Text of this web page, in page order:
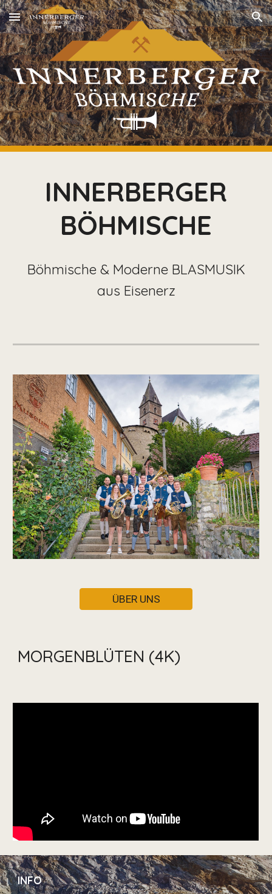
Skip to main content Skip to navigation
INNERBERGER
BÖHMISCHE
Böhmische & Moderne BLASMUSIK
aus Eisenerz
ÜBER UNS
MORGENBLÜTEN (4K)
INFO